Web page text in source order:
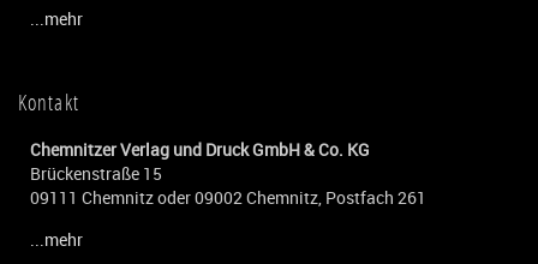
...mehr
Kontakt
Chemnitzer Verlag und Druck GmbH & Co. KG
Brückenstraße 15
09111 Chemnitz oder 09002 Chemnitz, Postfach 261
...mehr